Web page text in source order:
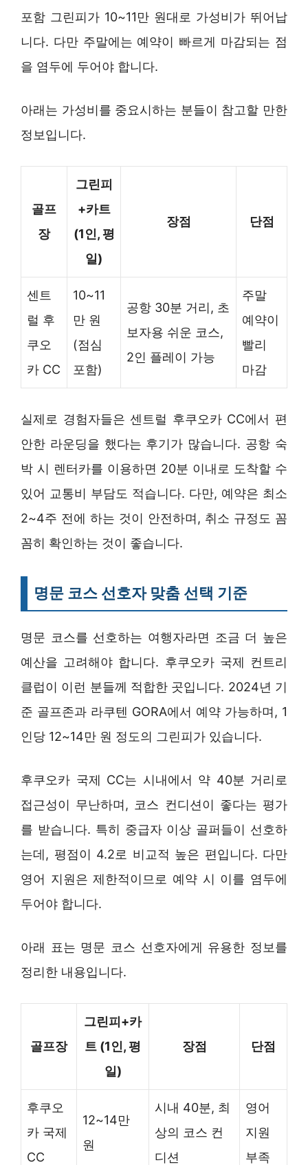
포함 그린피가 10~11만 원대로 가성비가 뛰어납
니다. 다만 주말에는 예약이 빠르게 마감되는 점
을 염두에 두어야 합니다.
아래는 가성비를 중요시하는 분들이 참고할 만한
정보입니다.
골프
장
그린피
+카트
(1인, 평
일)
장점 단점
센트
럴 후
쿠오
카 CC
10~11
만 원
(점심
포함)
공항 30분 거리, 초
보자용 쉬운 코스,
2인 플레이 가능
주말
예약이
빨리
마감
실제로 경험자들은 센트럴 후쿠오카 CC에서 편
안한 라운딩을 했다는 후기가 많습니다. 공항 숙
박 시 렌터카를 이용하면 20분 이내로 도착할 수
있어 교통비 부담도 적습니다. 다만, 예약은 최소
2~4주 전에 하는 것이 안전하며, 취소 규정도 꼼
꼼히 확인하는 것이 좋습니다.
명문 코스 선호자 맞춤 선택 기준
명문 코스를 선호하는 여행자라면 조금 더 높은
예산을 고려해야 합니다. 후쿠오카 국제 컨트리
클럽이 이런 분들께 적합한 곳입니다. 2024년 기
준 골프존과 라쿠텐 GORA에서 예약 가능하며, 1
인당 12~14만 원 정도의 그린피가 있습니다.
후쿠오카 국제 CC는 시내에서 약 40분 거리로
접근성이 무난하며, 코스 컨디션이 좋다는 평가
를 받습니다. 특히 중급자 이상 골퍼들이 선호하
는데, 평점이 4.2로 비교적 높은 편입니다. 다만
영어 지원은 제한적이므로 예약 시 이를 염두에
두어야 합니다.
아래 표는 명문 코스 선호자에게 유용한 정보를
정리한 내용입니다.
골프장
그린피+카
트 (1인, 평
일)
장점 단점
후쿠오
카 국제
CC
12~14만
원
시내 40분, 최
상의 코스 컨
디션
영어
지원
부족